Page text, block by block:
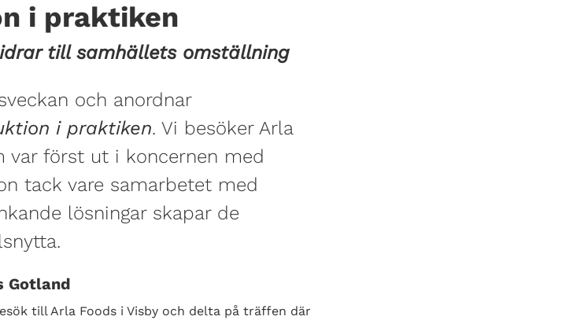
i praktiken
till samhällets omställning
och anordnar
i praktiken. Vi besöker Arla
var först ut i koncernen med
tack vare samarbetet med
lösningar skapar de
Gotland
till Arla Foods i Visby och delta på träffen där